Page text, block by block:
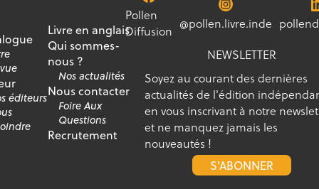
éditeurs
Livre en anglais
Qui sommes-
nous ?
Nos actualités
Nous contacter
Foire Aux
Questions
Recrutement
Pollen
Diffusion @pollen.livre.inde
NEWSLETTER
Soyez au courant des dernières
actualités de l'édition
en vous inscrivant à notre
et ne manquez jamais les
nouveautés !
S'ABONNER